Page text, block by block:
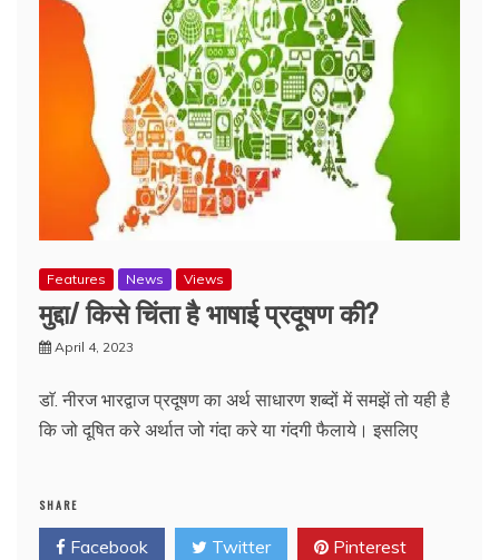
Features News Views
मुद्दा/ किसे चिंता है भाषाई प्रदूषण की?
April 4, 2023
डाॅ. नीरज भारद्वाज प्रदूषण का अर्थ साधारण शब्दों में समझें तो यही है
कि जो दूषित करे अर्थात जो गंदा करे या गंदगी फैलाये। इसलिए
SHARE
Facebook Twitter Pinterest